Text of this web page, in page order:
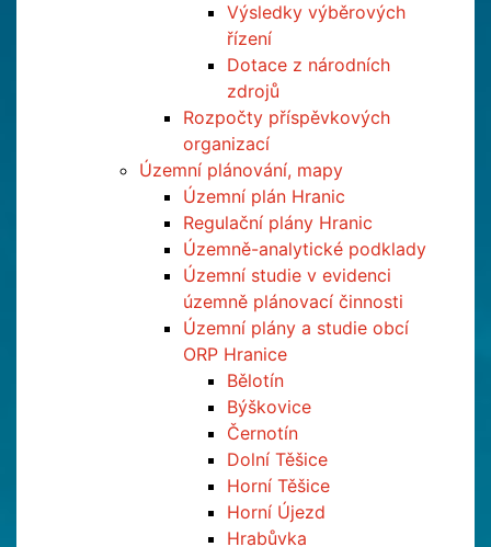
Výsledky výběrových
řízení
Dotace z národních
zdrojů
Rozpočty příspěvkových
organizací
Územní plánování, mapy
Územní plán Hranic
Regulační plány Hranic
Územně-analytické podklady
Územní studie v evidenci
územně plánovací činnosti
Územní plány a studie obcí
ORP Hranice
Bělotín
Býškovice
Černotín
Dolní Těšice
Horní Těšice
Horní Újezd
Hrabůvka